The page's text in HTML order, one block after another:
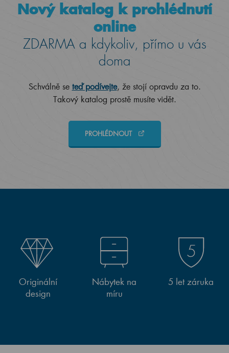
Nový katalog k prohlédnutí
online
ZDARMA a kdykoliv, přímo u vás
doma
Schválně se teď podívejte, že stojí opravdu za to.
Takový katalog prostě musíte vidět.
PROHLÉDNOUT
Originální
design
Nábytek na
míru
5 let záruka